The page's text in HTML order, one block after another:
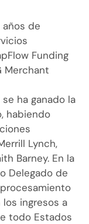
de
Funding
Merchant
ha ganado la
habiendo
Lynch,
Barney. En la
Delegado de
ingresos a
todo Estados